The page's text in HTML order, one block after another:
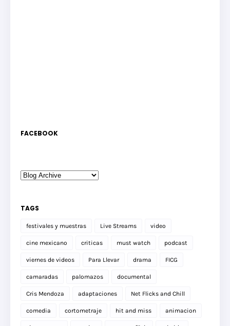
FACEBOOK
TAGS
festivales y muestras Live Streams video
cine mexicano criticas must watch podcast
viernes de videos Para Llevar drama FICG
camaradas palomazos documental
Cris Mendoza adaptaciones Net Flicks and Chill
comedia cortometraje hit and miss animacion